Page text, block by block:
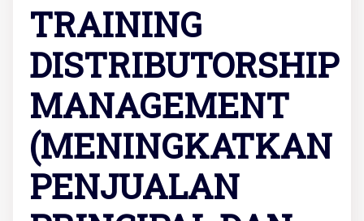
TRAINING
DISTRIBUTORSHIP
MANAGEMENT
(MENINGKATKAN
PENJUALAN